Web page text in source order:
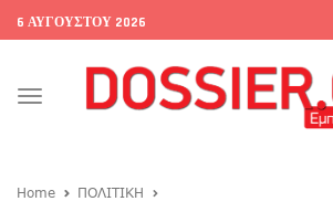
6 ΑΥΓΟΎΣΤΟΥ 2026
Toggle
Home
ΠΟΛΙΤΙΚΗ